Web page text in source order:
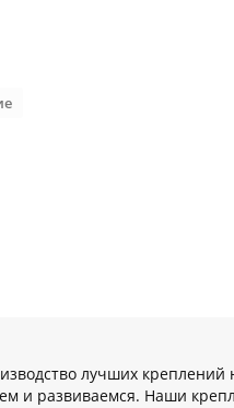
лучших креплений
и развиваемся. Наши